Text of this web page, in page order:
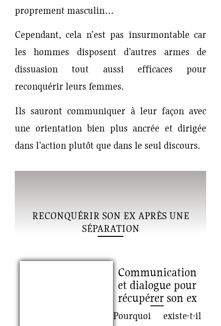
proprement masculin…
Cependant, cela n’est pas insurmontable car
les hommes disposent d’autres armes de
dissuasion tout aussi efficaces pour
reconquérir leurs femmes.
Ils sauront communiquer à leur façon avec
une orientation bien plus ancrée et dirigée
dans l’action plutôt que dans le seul discours.
RECONQUÉRIR SON EX APRÈS UNE
SÉPARATION
Communication
et dialogue pour
récupérer son ex
Pourquoi existe-t-il